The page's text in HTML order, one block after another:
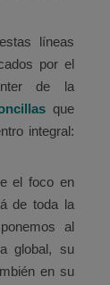
líneas
por el
de la
que
integral:
el foco en
de toda la
al
global, su
en su